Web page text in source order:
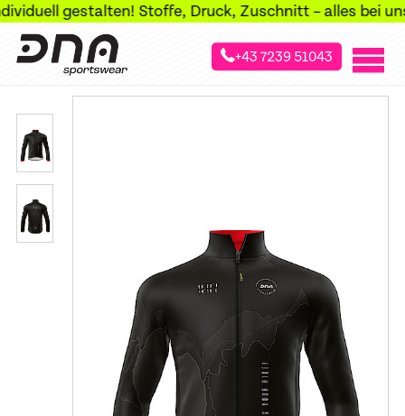
gestalten! Stoffe, Druck, Zuschnitt – alles bei uns
+43 7239 51043
»